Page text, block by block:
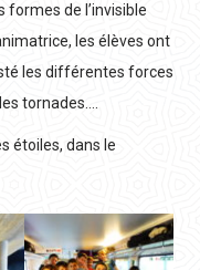
de l’invisible
les élèves ont
les différentes forces
tornades….
étoiles, dans le